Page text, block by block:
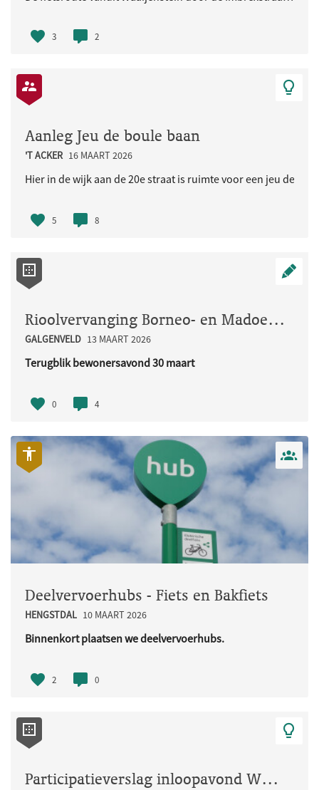
3 2
Aanleg Jeu de boule baan
'T ACKER 16 MAART 2026
Hier in de wijk aan de 20e straat is ruimte voor een jeu de
5 8
Rioolvervanging Borneo- en Madoerastraat
GALGENVELD 13 MAART 2026
Terugblik bewonersavond 30 maart
0 4
Deelvervoerhubs - Fiets en Bakfiets
HENGSTDAL 10 MAART 2026
Binnenkort plaatsen we deelvervoerhubs.
2 0
Participatieverslag inloopavond Westerkwartier 29 januari 2026